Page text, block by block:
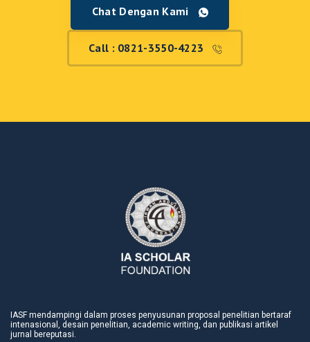
Chat Dengan Kami
Call : 0821-3550-4223
IASF mendampingi dalam proses penyusunan proposal penelitian bertaraf
intenasional, desain penelitian, academic writing, dan publikasi artikel
jurnal bereputasi.